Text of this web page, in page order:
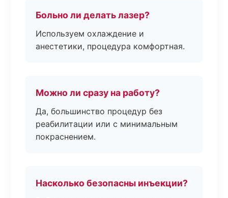
Больно ли делать лазер?
Используем охлаждение и
анестетики, процедура комфортная.
Можно ли сразу на работу?
Да, большинство процедур без
реабилитации или с минимальным
покраснением.
Насколько безопасны инъекции?